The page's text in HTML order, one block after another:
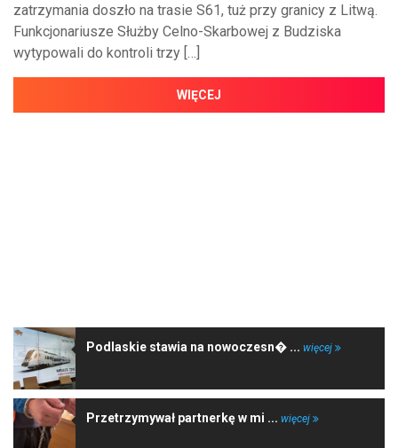
zatrzymania doszło na trasie S61, tuż przy granicy z Litwą.
Funkcjonariusze Służby Celno-Skarbowej z Budziska
wytypowali do kontroli trzy […]
WIĘCEJ
Podlaskie stawia na nowoczesn� ... więcej
Przetrzymywał partnerkę w mi ... więcej